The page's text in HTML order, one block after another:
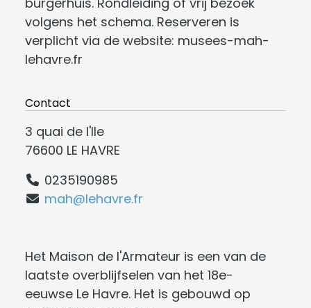
volgens het schema. Reserveren is
verplicht via de website: musees-mah-
lehavre.fr
Contact
3 quai de l'Ile
76600 LE HAVRE
0235190985
mah@lehavre.fr
Het Maison de l'Armateur is een van de
laatste overblijfselen van het 18e-
eeuwse Le Havre. Het is gebouwd op